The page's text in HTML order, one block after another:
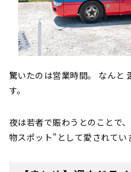
驚いたのは営業時間。 なんと
す。
夜は若者で賑わうとのことで
物スポット”として愛されてい